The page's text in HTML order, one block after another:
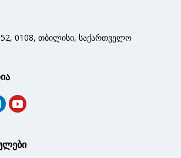
0108, თბილისი, საქართველო